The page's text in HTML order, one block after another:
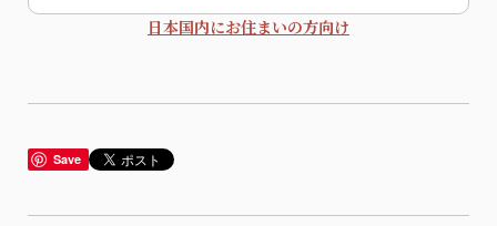
日本国内にお住まいの方向け
Save